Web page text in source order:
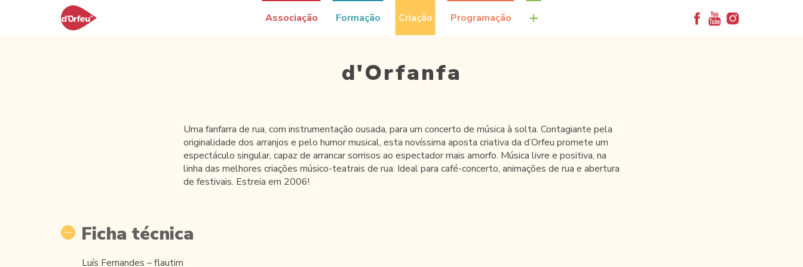
Associação Formação Criação Programação +
d'Orfanfa
Uma fanfarra de rua, com instrumentação ousada, para um concerto de música à solta. Contagiante pela
originalidade dos arranjos e pelo humor musical, esta novíssima aposta criativa da d’Orfeu promete um
espectáculo singular, capaz de arrancar sorrisos ao espectador mais amorfo. Música livre e positiva, na
linha das melhores criações músico-teatrais de rua. Ideal para café-concerto, animações de rua e abertura
de festivais. Estreia em 2006!
Ficha técnica
Luís Fernandes – flautim